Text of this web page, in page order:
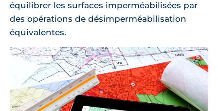
équilibrer les surfaces imperméabilisées par
des opérations de désimperméabilisation
équivalentes.